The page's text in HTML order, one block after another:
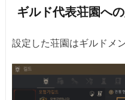
ギルド代表荘園へ
設定した荘園はギルドメ